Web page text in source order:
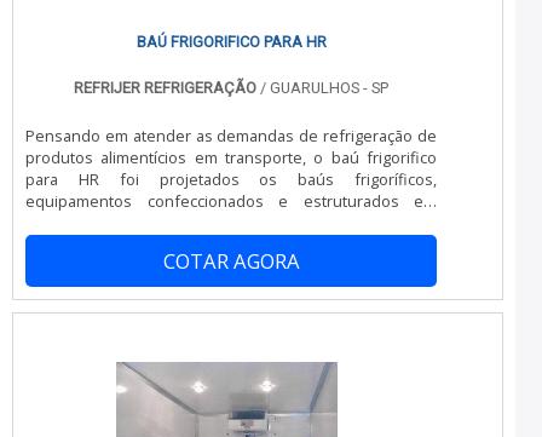
BAÚ FRIGORIFICO PARA HR
REFRIJER REFRIGERAÇÃO / GUARULHOS - SP
Pensando em atender as demandas de refrigeração de
produtos alimentícios em transporte, o baú frigorifico
para HR foi projetados os baús frigoríficos,
equipamentos confeccionados e estruturados em
frigorífica, possui diferentes configurações, tamanhos e
demais acessórios. Existe a possibilidade da projeção
do baú conforme as necessidades e especificações de
cada cliente ou empresa, adequando-se corretamente
COTAR AGORA